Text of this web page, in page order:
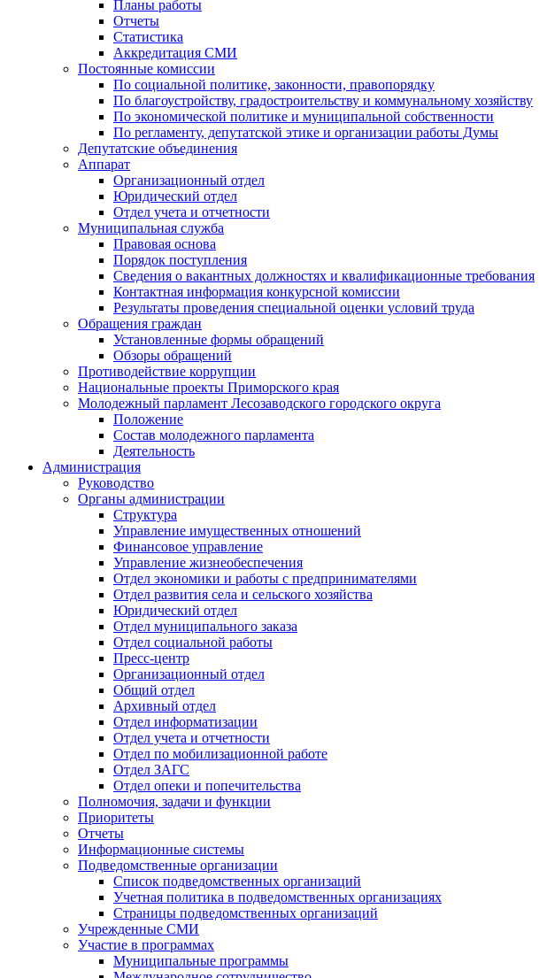
Планы работы
Отчеты
Статистика
Аккредитация СМИ
Постоянные комиссии
По социальной политике, законности, правопорядку
По благоустройству, градостроительству и коммунальному хозяйству
По экономической политике и муниципальной собственности
По регламенту, депутатской этике и организации работы Думы
Депутатские объединения
Аппарат
Организационный отдел
Юридический отдел
Отдел учета и отчетности
Муниципальная служба
Правовая основа
Порядок поступления
Сведения о вакантных должностях и квалификационные требования
Контактная информация конкурсной комиссии
Результаты проведения специальной оценки условий труда
Обращения граждан
Установленные формы обращений
Обзоры обращений
Противодействие коррупции
Национальные проекты Приморского края
Молодежный парламент Лесозаводского городского округа
Положение
Состав молодежного парламента
Деятельность
Администрация
Руководство
Органы администрации
Структура
Управление имущественных отношений
Финансовое управление
Управление жизнеобеспечения
Отдел экономики и работы с предпринимателями
Отдел развития села и сельского хозяйства
Юридический отдел
Отдел муниципального заказа
Отдел социальной работы
Пресс-центр
Организационный отдел
Общий отдел
Архивный отдел
Отдел информатизации
Отдел учета и отчетности
Отдел по мобилизационной работе
Отдел ЗАГС
Отдел опеки и попечительства
Полномочия, задачи и функции
Приоритеты
Отчеты
Информационные системы
Подведомственные организации
Список подведомственных организаций
Учетная политика в подведомственных организациях
Страницы подведомственных организаций
Учрежденные СМИ
Участие в программах
Муниципальные программы